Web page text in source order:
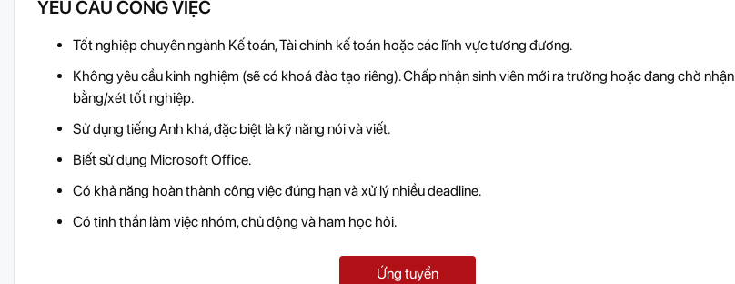
YÊU CẦU CÔNG VIỆC
Tốt nghiệp chuyên ngành Kế toán, Tài chính kế toán hoặc các lĩnh vực tương đương.
Không yêu cầu kinh nghiệm (sẽ có khoá đào tạo riêng). Chấp nhận sinh viên mới ra trường hoặc đang chờ nhận
bằng/xét tốt nghiệp.
Sử dụng tiếng Anh khá, đặc biệt là kỹ năng nói và viết.
Biết sử dụng Microsoft Office.
Có khả năng hoàn thành công việc đúng hạn và xử lý nhiều deadline.
Có tinh thần làm việc nhóm, chủ động và ham học hỏi.
Ứng tuyển